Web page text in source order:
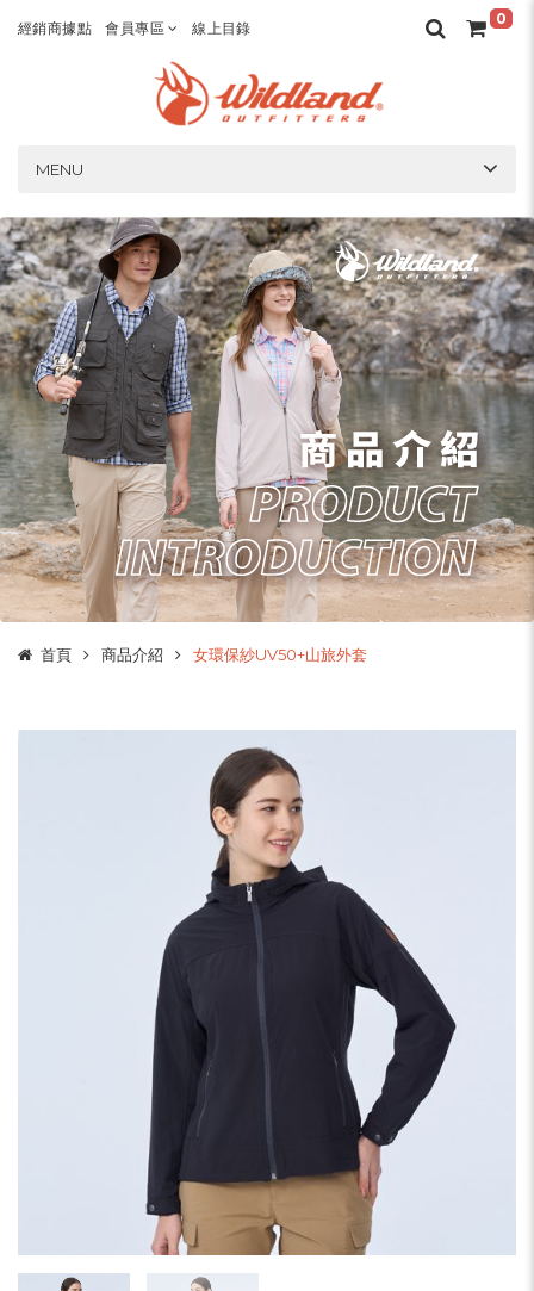
經銷商據點 會員專區 線上目錄
0
MENU
首頁 商品介紹 女環保紗UV50+山旅外套